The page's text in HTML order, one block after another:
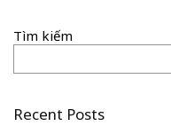
Tìm kiếm
Recent Posts